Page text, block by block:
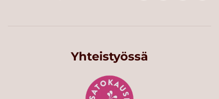
Yhteistyössä